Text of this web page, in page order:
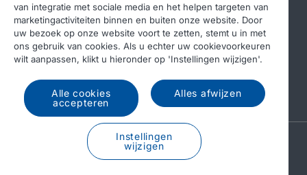
© 2026 DAF Legal notice
Privacy statement
Algemene voorwaarden
DAF en cookies
A PACCAR COMPANY
DRIVEN BY QUALITY
van integratie met sociale media en het helpen targeten van
marketingactiviteiten binnen en buiten onze website. Door
uw bezoek op onze website voort te zetten, stemt u in met
ons gebruik van cookies. Als u echter uw cookievoorkeuren
wilt aanpassen, klikt u hieronder op 'Instellingen wijzigen'.
Alle cookies
accepteren
Alles afwijzen
Instellingen
wijzigen